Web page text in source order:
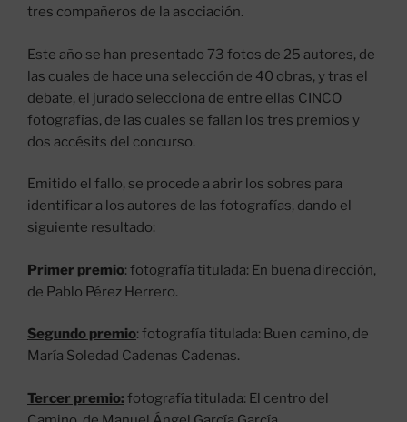
tres compañeros de la asociación.
Este año se han presentado 73 fotos de 25 autores, de
las cuales de hace una selección de 40 obras, y tras el
debate, el jurado selecciona de entre ellas CINCO
fotografías, de las cuales se fallan los tres premios y
dos accésits del concurso.
Emitido el fallo, se procede a abrir los sobres para
identificar a los autores de las fotografías, dando el
siguiente resultado:
Primer premio: fotografía titulada: En buena dirección,
de Pablo Pérez Herrero.
Segundo premio: fotografía titulada: Buen camino, de
María Soledad Cadenas Cadenas.
Tercer premio: fotografía titulada: El centro del